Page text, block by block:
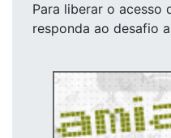
Para liberar o acesso
responda ao desafio